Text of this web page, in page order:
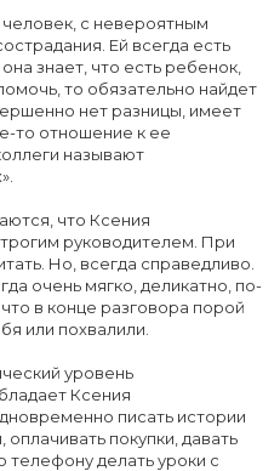
с невероятным
Ей всегда есть
знает, что есть ребенок,
то обязательно найдет
нет разницы, имеет
то отношение к ее
называют
что Ксения
руководителем. При
Но, всегда справедливо.
очень мягко, деликатно, по-
в конце разговора порой
или похвалили.
уровень
Ксения
писать истории
покупки, давать
телефону делать уроки с